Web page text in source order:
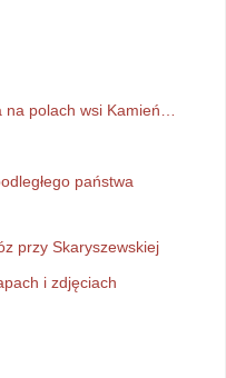
polach wsi Kamień…
państwa
przy Skaryszewskiej
i zdjęciach